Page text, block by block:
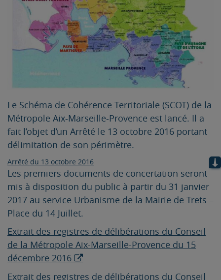
Le Schéma de Cohérence Territoriale (SCOT) de la
Métropole Aix-Marseille-Provence est lancé. Il a
fait l’objet d’un Arrêté le 13 octobre 2016 portant
délimitation de son périmètre.
Arrêté du 13 octobre 2016
Les premiers documents de concertation seront
mis à disposition du public à partir du 31 janvier
2017 au service Urbanisme de la Mairie de Trets –
Place du 14 Juillet.
Extrait des registres de délibérations du Conseil
de la Métropole Aix-Marseille-Provence du 15
décembre 2016
Extrait des registres de délibérations du Conseil